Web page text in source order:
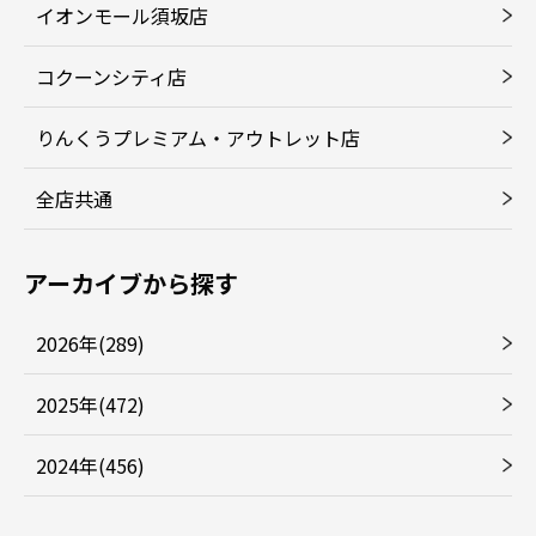
イオンモール須坂店
コクーンシティ店
りんくうプレミアム・アウトレット店
全店共通
アーカイブから探す
2026年(289)
2025年(472)
2024年(456)